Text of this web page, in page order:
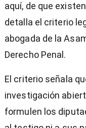
aquí, de que
detalla el criterio
abogada de la
Derecho Penal.
El criterio señala
investigación
formulen los